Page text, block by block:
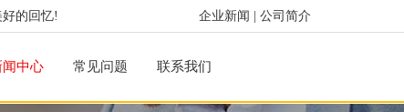
企业新闻 公司简介
的回忆!
闻中心 常见问题 联系我们